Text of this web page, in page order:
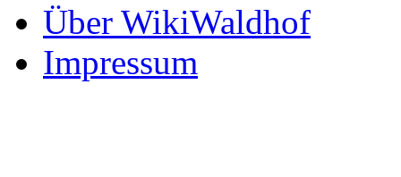
Über WikiWaldhof
Impressum